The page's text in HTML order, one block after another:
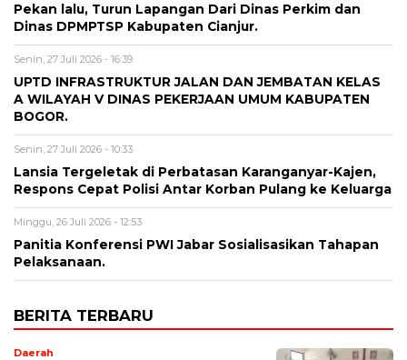
Pekan lalu, Turun Lapangan Dari Dinas Perkim dan
Dinas DPMPTSP Kabupaten Cianjur.
Senin, 27 Juli 2026 - 16:39
UPTD INFRASTRUKTUR JALAN DAN JEMBATAN KELAS
A WILAYAH V DINAS PEKERJAAN UMUM KABUPATEN
BOGOR.
Senin, 27 Juli 2026 - 10:33
Lansia Tergeletak di Perbatasan Karanganyar-Kajen,
Respons Cepat Polisi Antar Korban Pulang ke Keluarga
Minggu, 26 Juli 2026 - 12:53
Panitia Konferensi PWI Jabar Sosialisasikan Tahapan
Pelaksanaan.
BERITA TERBARU
Daerah